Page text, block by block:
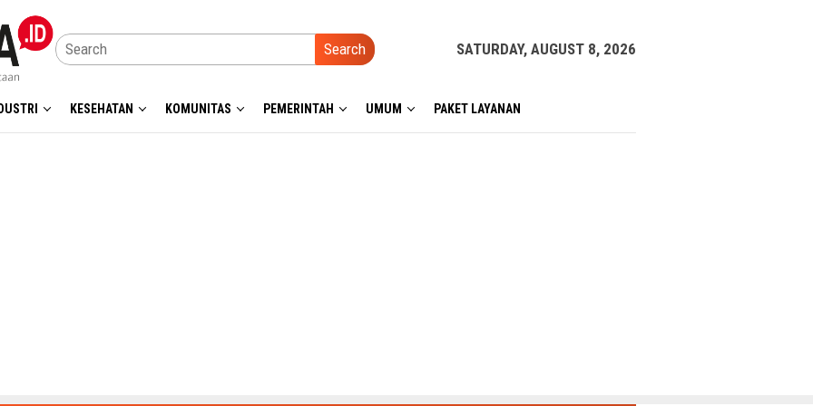
Search SATURDAY, AUGUST 8, 2026
KESEHATAN KOMUNITAS PEMERINTAH UMUM PAKET LAYANAN